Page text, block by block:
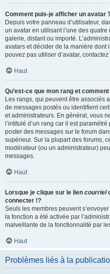
Comment puis-je afficher un avatar
Depuis votre panneau d’utilisateur,
un avatar en utilisant l’une des
galerie, distant ou importé.
avatars et décider de la manière dont
pouvez pas utiliser d’avatar,
Haut
Qu’est-ce que mon rang et
Les rangs, qui peuvent être associés
de messages postés ou identifient
et administrateurs. En général, vous
l’intitulé d’un rang car il est
poster des messages sur le forum
supérieur. Sur la plupart des forums,
modérateur (ou un administrateur)
messages.
Haut
Lorsque je clique sur le lien courriel
connecter !?
Seuls les membres peuvent
la fonction a été activée par
malveillante de la fonctionnalité par
Haut
Problèmes liés à la